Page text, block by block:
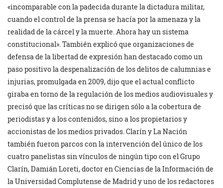
«incomparable con la padecida durante la dictadura militar,
cuando el control de la prensa se hacía por la amenaza y la
realidad de la cárcel y la muerte. Ahora hay un sistema
constitucional». También explicó que organizaciones de
defensa de la libertad de expresión han destacado como un
paso positivo la despenalización de los delitos de calumnias e
injurias, promulgada en 2009, dijo que el actual conflicto
giraba en torno de la regulación de los medios audiovisuales y
precisó que las críticas no se dirigen sólo a la cobertura de
periodistas y a los contenidos, sino a los propietarios y
accionistas de los medios privados. Clarín y La Nación
también fueron parcos con la intervención del único de los
cuatro panelistas sin vínculos de ningún tipo con el Grupo
Clarín, Damián Loreti, doctor en Ciencias de la Información de
la Universidad Complutense de Madrid y uno de los redactores